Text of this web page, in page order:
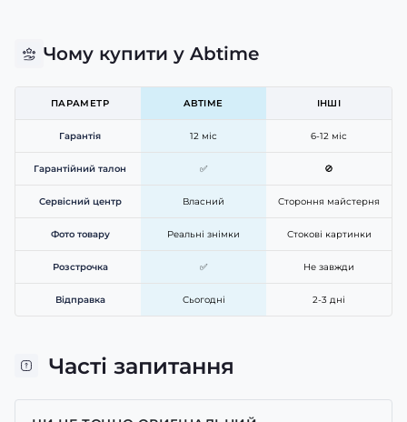
Чому купити у Abtime
ПАРАМЕТР ABTIME ІНШІ
Гарантія 12 міс 6-12 міс
Гарантійний талон ✅ 🚫
Сервісний центр Власний Стороння майстерня
Фото товару Реальні знімки Стокові картинки
Розстрочка ✅ Не завжди
Відправка Сьогодні 2-3 дні
Часті запитання